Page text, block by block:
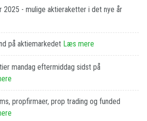
2025 - mulige aktieraketter i det nye år
på aktiemarkedet Læs mere
mandag eftermiddag sidst på
propfirmaer, prop trading og funded